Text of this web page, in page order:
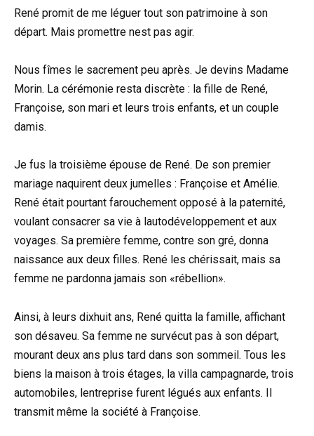
René promit de me léguer tout son patrimoine à son
départ. Mais promettre nest pas agir.
Nous fîmes le sacrement peu après. Je devins Madame
Morin. La cérémonie resta discrète : la fille de René,
Françoise, son mari et leurs trois enfants, et un couple
damis.
Je fus la troisième épouse de René. De son premier
mariage naquirent deux jumelles : Françoise et Amélie.
René était pourtant farouchement opposé à la paternité,
voulant consacrer sa vie à lautodéveloppement et aux
voyages. Sa première femme, contre son gré, donna
naissance aux deux filles. René les chérissait, mais sa
femme ne pardonna jamais son «rébellion».
Ainsi, à leurs dixhuit ans, René quitta la famille, affichant
son désaveu. Sa femme ne survécut pas à son départ,
mourant deux ans plus tard dans son sommeil. Tous les
biens la maison à trois étages, la villa campagnarde, trois
automobiles, lentreprise furent légués aux enfants. Il
transmit même la société à Françoise.